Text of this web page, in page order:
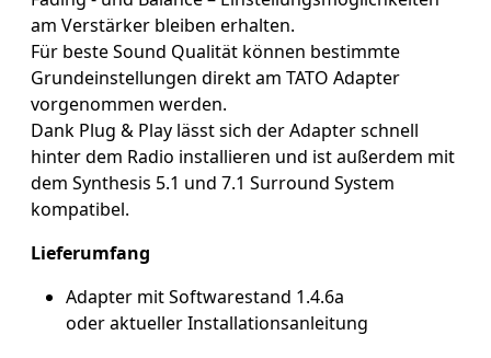
am Verstärker bleiben erhalten.
Für beste Sound Qualität können bestimmte
Grundeinstellungen direkt am TATO Adapter
vorgenommen werden.
Dank Plug & Play lässt sich der Adapter schnell
hinter dem Radio installieren und ist außerdem mit
dem Synthesis 5.1 und 7.1 Surround System
kompatibel.
Lieferumfang
Adapter mit Softwarestand 1.4.6a
oder aktueller Installationsanleitung